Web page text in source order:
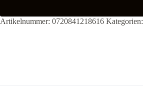
Artikelnummer: 0720841218616 Kategorien: